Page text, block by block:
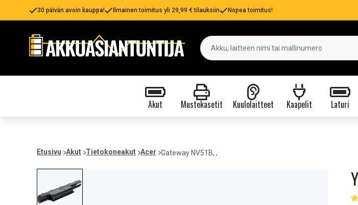
30 päivän avoin kauppa! Ilmainen toimitus yli 29,99 € tilauksiin Nopea toimitus!
Akut Mustekasetit Kuulolaitteet Kaapelit Laturi
Etusivu Akut Tietokoneakut Acer Gateway NV51B, ,